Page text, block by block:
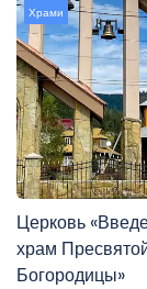
Храми
Церковь
храм
Богородицы»